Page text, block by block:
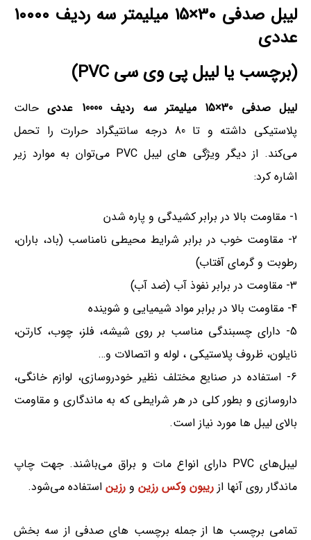
لیبل صدفی 30×15 میلیمتر سه ردیف 10000
عددی
(برچسب یا لیبل پی وی سی PVC)
لیبل صدفی 30×15 میلیمتر سه ردیف 10000 عددی
حالت
پلاستیکی داشته و تا 80 درجه سانتیگراد حرارت را تحمل
می‌کند. از دیگر ویژگی های لیبل PVC می‌توان به موارد زیر
اشاره کرد:
1- مقاومت بالا در برابر کشیدگی و پاره شدن
2- مقاومت خوب در برابر شرایط محیطی نامناسب (باد، باران،
رطوبت و گرمای آفتاب)
3- مقاومت در برابر نفوذ آب (ضد آب)
4- مقاومت بالا در برابر مواد شیمیایی و شوینده
5- دارای چسبندگی مناسب بر روی شیشه، فلز، چوب، کارتن،
نایلون، ظروف پلاستیکی ، لوله و اتصالات و…
6- استفاده در صنایع مختلف نظیر خودروسازی، لوازم خانگی،
داروسازی و بطور کلی در هر شرایطی که به ماندگاری و مقاومت
بالای لیبل ها مورد نیاز است.
لیبل‌های PVC دارای انواع مات و براق می‌باشند. جهت چاپ
ماندگار روی آنها از ریبون وکس رزین و رزین استفاده می‌شود.
تمامی برچسب ها از جمله برچسب های صدفی از سه بخش